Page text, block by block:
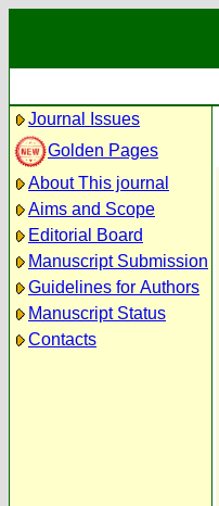
Journal Issues
Golden Pages
About This journal
Aims and Scope
Editorial Board
Manuscript Submission
Guidelines for Authors
Manuscript Status
Contacts